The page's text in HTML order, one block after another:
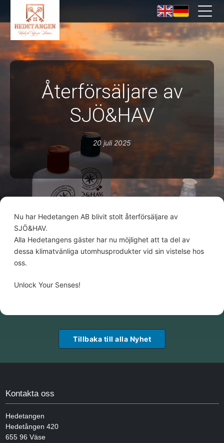
Återförsäljare av
SJÖ&HAV
20 juli 2025
Nu har Hedetangen AB blivit stolt återförsäljare av
SJÖ&HAV.
Alla Hedetangens gäster har nu möjlighet att ta del av
dessa klimatvänliga utomhusprodukter vid sin vistelse hos
oss.
Unlock Your Senses!
Tillbaka till alla Nyhet
Kontakta oss
Hedetangen
Hedetången 420
655 96 Väse